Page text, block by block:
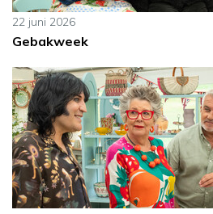
22 juni 2026
Gebakweek